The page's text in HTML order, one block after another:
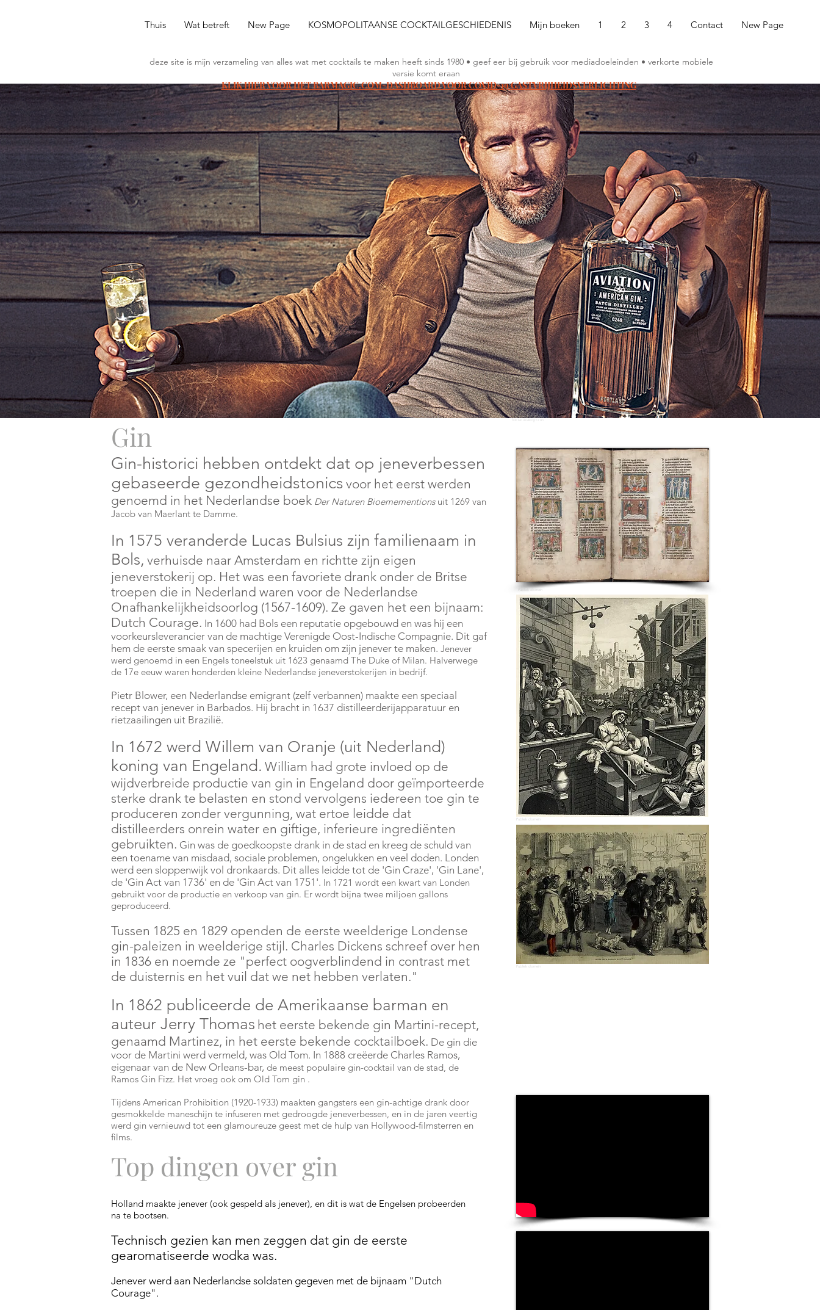
Thuis Wat betreft New Page KOSMOPOLITAANSE COCKTAILGESCHIEDENIS Mijn boeken 1 2 3 4 Contact New Page
deze site is mijn verzameling van alles wat met cocktails te maken heeft sinds 1980 • geef eer bij gebruik voor mediadoeleinden • verkorte mobiele
versie komt eraan
KLIK HIER VOOR HET BARMAGIC.COM-DASHBOARD VOOR COVID-19 GASTVRIJHEIDSVERLICHTING
Gin
Gin-historici hebben ontdekt dat op jeneverbessen
gebaseerde gezondheidstonics voor het eerst werden
genoemd in het Nederlandse boek Der Naturen Bioemementionsuit 1269 van
Jacob van Maerlant te Damme.
In 1575 veranderde Lucas Bulsius zijn familienaam in
Bols, verhuisde naar Amsterdam en richtte zijn eigen
jeneverstokerij op. Het was een favoriete drank onder de Britse
troepen die in Nederland waren voor de Nederlandse
Onafhankelijkheidsoorlog (1567-1609). Ze gaven het een bijnaam:
Dutch Courage. In 1600 had Bols een reputatie opgebouwd en was hij een
voorkeursleverancier van de machtige Verenigde Oost-Indische Compagnie. Dit gaf
hem de eerste smaak van specerijen en kruiden om zijn jenever te maken. Jenever
werd genoemd in een Engels toneelstuk uit 1623 genaamd The Duke of Milan. Halverwege
de 17e eeuw waren honderden kleine Nederlandse jeneverstokerijen in bedrijf.
Pietr Blower, een Nederlandse emigrant (zelf verbannen) maakte een speciaal
recept van jenever in Barbados. Hij bracht in 1637 distilleerderijapparatuur en
rietzaailingen uit Brazilië.
In 1672 werd Willem van Oranje (uit Nederland)
koning van Engeland. William had grote invloed op de
wijdverbreide productie van gin in Engeland door geïmporteerde
sterke drank te belasten en stond vervolgens iedereen toe gin te
produceren zonder vergunning, wat ertoe leidde dat
distilleerders onrein water en giftige, inferieure ingrediënten
gebruikten. Gin was de goedkoopste drank in de stad en kreeg de schuld van
een toename van misdaad, sociale problemen, ongelukken en veel doden. Londen
werd een sloppenwijk vol dronkaards. Dit alles leidde tot de 'Gin Craze', 'Gin Lane',
de 'Gin Act van 1736' en de 'Gin Act van 1751'. In 1721 wordt een kwart van Londen
gebruikt voor de productie en verkoop van gin. Er wordt bijna twee miljoen gallons
geproduceerd.
Tussen 1825 en 1829 openden de eerste weelderige Londense
gin-paleizen in weelderige stijl. Charles Dickens schreef over hen
in 1836 en noemde ze "perfect oogverblindend in contrast met
de duisternis en het vuil dat we net hebben verlaten."
In 1862 publiceerde de Amerikaanse barman en
auteur Jerry Thomas het eerste bekende gin Martini-recept,
genaamd Martinez, in het eerste bekende cocktailboek. De gin die
voor de Martini werd vermeld, was Old Tom. In 1888 creëerde Charles Ramos,
eigenaar van de New Orleans-bar, de meest populaire gin-cocktail van de stad, de
Ramos Gin Fizz. Het vroeg ook om Old Tom gin .
Tijdens American Prohibition (1920-1933) maakten gangsters een gin-achtige drank door
gesmokkelde maneschijn te infuseren met gedroogde jeneverbessen, en in de jaren veertig
werd gin vernieuwd tot een glamoureuze geest met de hulp van Hollywood-filmsterren en
films.
Top dingen over gin
Holland maakte jenever (ook gespeld als jenever), en dit is wat de Engelsen probeerden
na te bootsen.
Technisch gezien kan men zeggen dat gin de eerste
gearomatiseerde wodka was.
Jenever werd aan Nederlandse soldaten gegeven met de bijnaam "Dutch
Courage".
Publiek domein
Publiek domein
Publiek domein